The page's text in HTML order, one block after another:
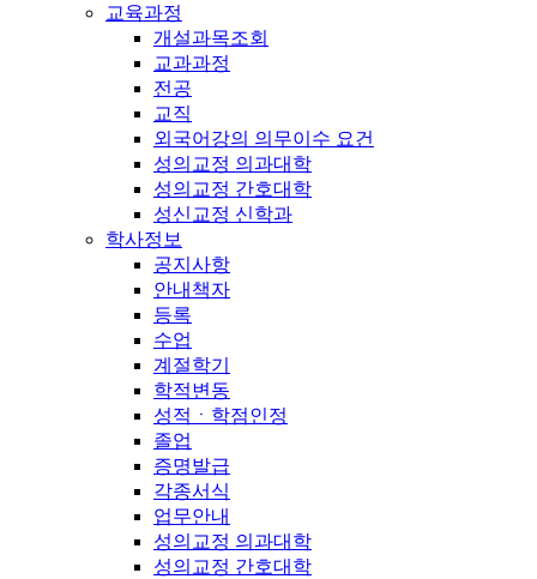
교육과정
개설과목조회
교과과정
전공
교직
외국어강의 의무이수 요건
성의교정 의과대학
성의교정 간호대학
성신교정 신학과
학사정보
공지사항
안내책자
등록
수업
계절학기
학적변동
성적ㆍ학점인정
졸업
증명발급
각종서식
업무안내
성의교정 의과대학
성의교정 간호대학